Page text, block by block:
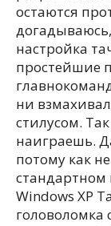
остаются
настройка
простейшие
ни
стилусом.
наиграешь.
потому как
Windows XP
головоломка